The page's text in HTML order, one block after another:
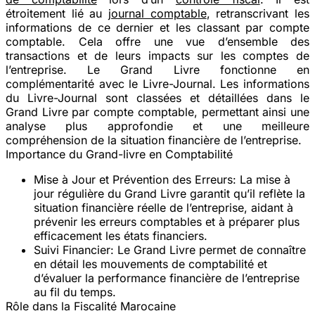
étroitement lié au journal comptable, retranscrivant les
informations de ce dernier et les classant par compte
comptable. Cela offre une vue d’ensemble des
transactions et de leurs impacts sur les comptes de
l’entreprise. Le Grand Livre fonctionne en
complémentarité avec le Livre-Journal. Les informations
du Livre-Journal sont classées et détaillées dans le
Grand Livre par compte comptable, permettant ainsi une
analyse plus approfondie et une meilleure
compréhension de la situation financière de l’entreprise.
Importance du Grand-livre en Comptabilité
Mise à Jour et Prévention des Erreurs: La mise à
jour régulière du Grand Livre garantit qu’il reflète la
situation financière réelle de l’entreprise, aidant à
prévenir les erreurs comptables et à préparer plus
efficacement les états financiers.
Suivi Financier: Le Grand Livre permet de connaître
en détail les mouvements de comptabilité et
d’évaluer la performance financière de l’entreprise
au fil du temps.
Rôle dans la Fiscalité Marocaine